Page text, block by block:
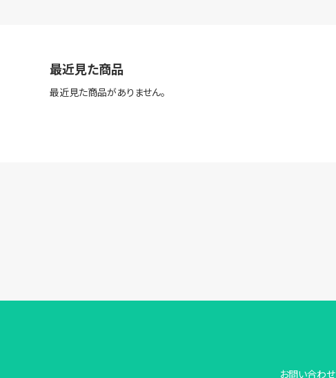
最近見た商品
最近見た商品がありません。
お問い合わせ